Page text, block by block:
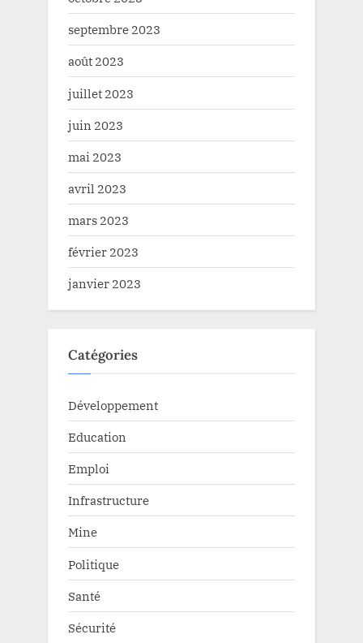
septembre 2023
août 2023
juillet 2023
juin 2023
mai 2023
avril 2023
mars 2023
février 2023
janvier 2023
Catégories
Développement
Education
Emploi
Infrastructure
Mine
Politique
Santé
Sécurité